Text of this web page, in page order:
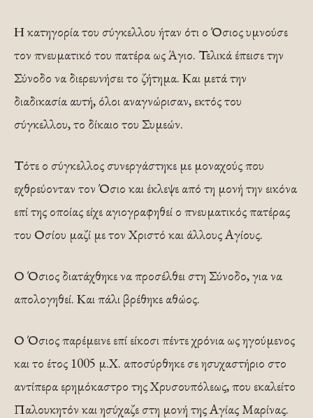
Η κατηγορία του σύγκελλου ήταν ότι ο Όσιος υμνούσε
τον πνευματικό του πατέρα ως Άγιο. Τελικά έπεισε την
Σύνοδο να διερευνήσει το ζήτημα. Και μετά την
διαδικασία αυτή, όλοι αναγνώρισαν, εκτός του
σύγκελλου, το δίκαιο του Συμεών.
Τότε ο σύγκελλος συνεργάστηκε με μοναχούς που
εχθρεύονταν τον Όσιο και έκλεψε από τη μονή την εικόνα
επί της οποίας είχε αγιογραφηθεί ο πνευματικός πατέρας
του Οσίου μαζί με τον Χριστό και άλλους Αγίους.
Ο Όσιος διατάχθηκε να προσέλθει στη Σύνοδο, για να
απολογηθεί. Και πάλι βρέθηκε αθώος.
Ο Όσιος παρέμεινε επί είκοσι πέντε χρόνια ως ηγούμενος
και το έτος 1005 μ.Χ. αποσύρθηκε σε ησυχαστήριο στο
αντίπερα ερημόκαστρο της Χρυσουπόλεως, που εκαλείτο
Παλουκητόν και ησύχαζε στη μονή της Αγίας Μαρίνας.